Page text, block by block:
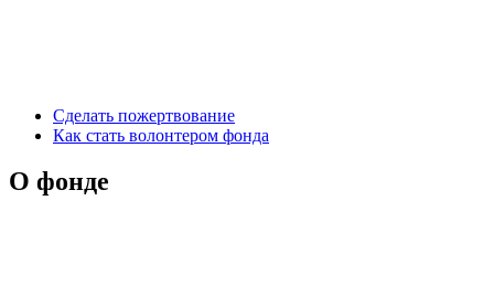
Сделать пожертвование
Как стать волонтером фонда
О фонде